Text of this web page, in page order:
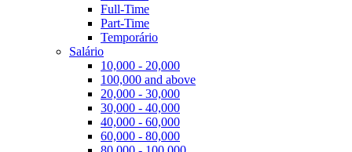
Full-Time
Part-Time
Temporário
Salário
10,000 - 20,000
100,000 and above
20,000 - 30,000
30,000 - 40,000
40,000 - 60,000
60,000 - 80,000